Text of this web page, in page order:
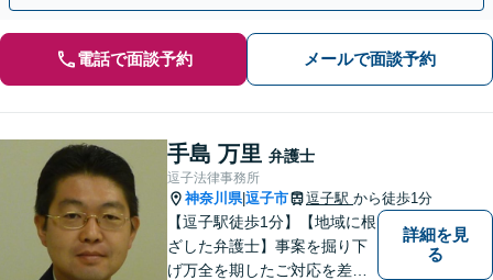
電話で面談予約 メールで面談予約
手島 万里 弁護士
逗子法律事務所
神奈川県|逗子市 逗子駅 から徒歩1分
【逗子駅徒歩1分】【地域に根
ざした弁護士】事案を掘り下
げ万全を期したご対応を差し
詳細を見
る